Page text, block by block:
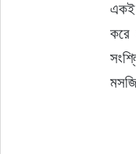
একই
করে